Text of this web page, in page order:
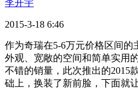
李开宇
2015-3-18 6:46
作为奇瑞在5-6万元价格区间的
外观、宽敞的空间和简单实用
不错的销量，此次推出的2015
础上，换装了新前脸，下面就